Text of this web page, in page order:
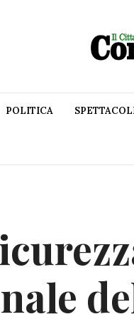
POLITICA